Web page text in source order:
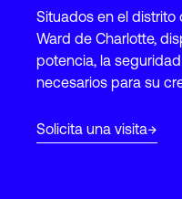
Login
Situados en el distrito
Ward de Charlotte,
potencia, la
necesarios para su
Solicita una visita